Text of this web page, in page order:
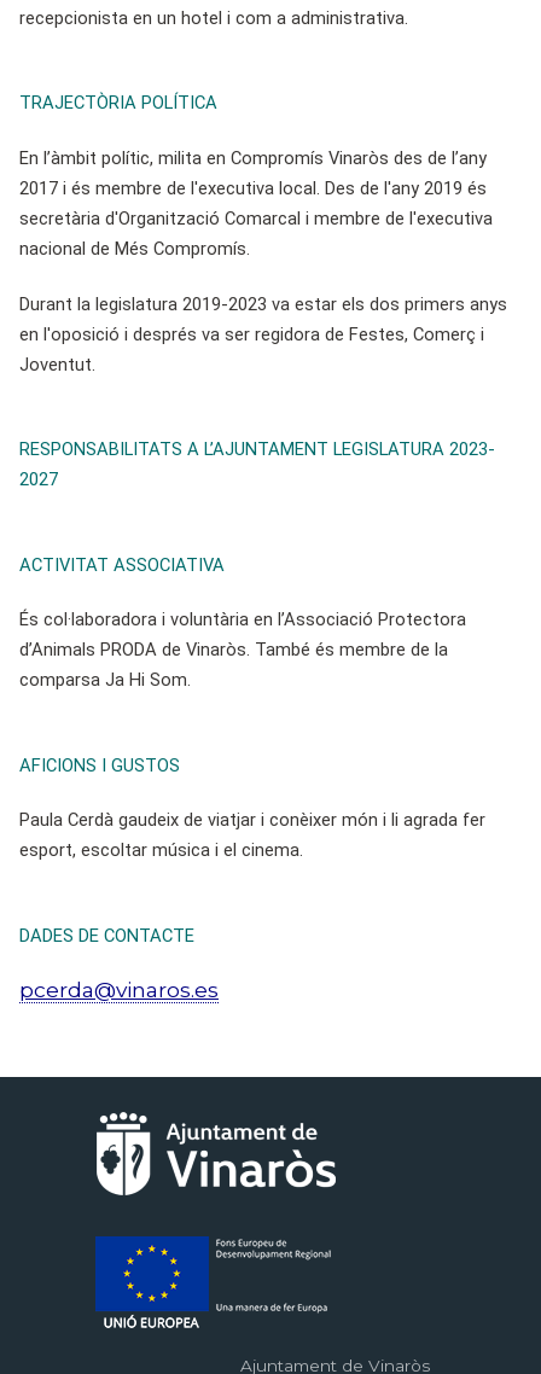
recepcionista en un hotel i com a administrativa.
TRAJECTÒRIA POLÍTICA
En l’àmbit polític, milita en Compromís Vinaròs des de l’any
2017 i és membre de l'executiva local. Des de l'any 2019 és
secretària d'Organització Comarcal i membre de l'executiva
nacional de Més Compromís.
Durant la legislatura 2019-2023 va estar els dos primers anys
en l'oposició i després va ser regidora de Festes, Comerç i
Joventut.
RESPONSABILITATS A L’AJUNTAMENT LEGISLATURA 2023-
2027
ACTIVITAT ASSOCIATIVA
És col·laboradora i voluntària en l’Associació Protectora
d’Animals PRODA de Vinaròs. També és membre de la
comparsa Ja Hi Som.
AFICIONS I GUSTOS
Paula Cerdà gaudeix de viatjar i conèixer món i li agrada fer
esport, escoltar música i el cinema.
DADES DE CONTACTE
pcerda@vinaros.es
Ajuntament de Vinaròs